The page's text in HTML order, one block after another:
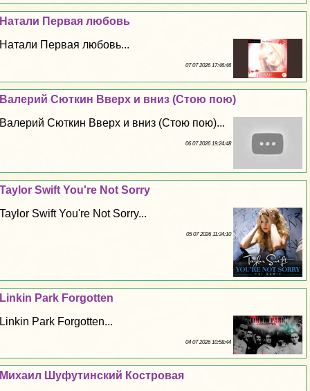
Натали Первая любовь
Натали Первая любовь...
07 07 2026 17:46:46
Валерий Сюткин Вверх и вниз (Стою пою)
Валерий Сюткин Вверх и вниз (Стою пою)...
06 07 2026 19:24:48
Taylor Swift You're Not Sorry
Taylor Swift You're Not Sorry...
05 07 2026 11:34:10
Linkin Park Forgotten
Linkin Park Forgotten...
04 07 2026 10:58:44
Михаил Шуфутинский Костровая